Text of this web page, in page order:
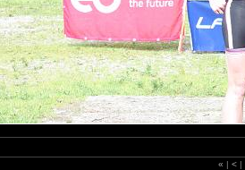
« | < |